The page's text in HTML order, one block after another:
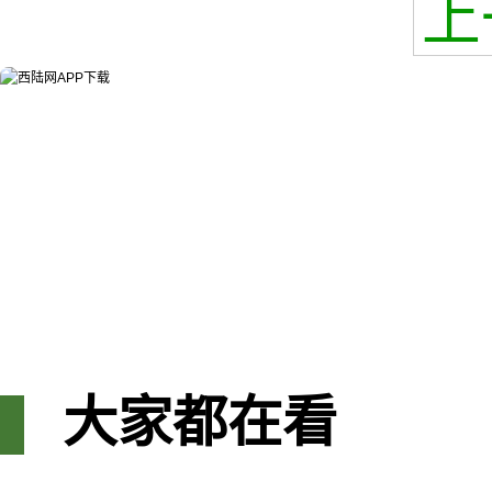
大家都在看